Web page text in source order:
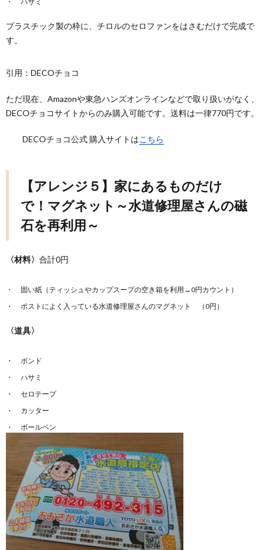
プラスチック製の枠に、チロルのセロファンをはさむだけで完成で
す。
引用：DECOチョコ
ただ現在、Amazonや東急ハンズオンラインなどで取り扱いがなく、
DECOチョコサイトからのみ購入可能です。送料は一律770円です。
DECOチョコ公式 購入サイトはこちら
【アレンジ５】家にあるものだけ
で！マグネット～水道修理屋さんの磁
石を再利用～
〈材料〉 合計0円
固い紙（ティッシュやカップスープの空き箱を利用→0円カウント）
ポストによく入っている水道修理屋さんのマグネット （0円）
〈道具〉
ボンド
ハサミ
セロテープ
カッター
ボールペン